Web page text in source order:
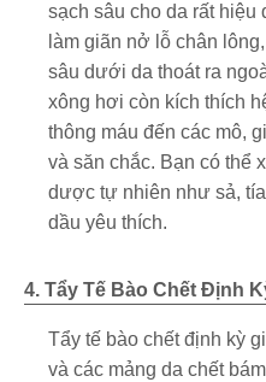
sạch sâu cho da rất
làm giãn nở lỗ chân
sâu dưới da thoát ra
xông hơi còn kích thích
thông máu đến các mô,
và săn chắc. Bạn có thể
dược tự nhiên như sả,
dầu yêu thích.
4. Tẩy Tế Bào Chết Định
Tẩy tế bào chết định kỳ
và các mảng da chết